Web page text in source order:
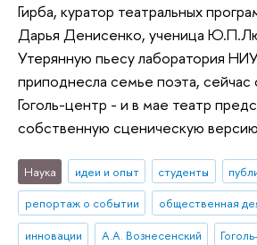
Гирба, куратор театральных
Дарья Денисенко, ученица
Утерянную пьесу лаборатория
приподнесла семье поэта, сейчас
Гоголь-центр - и в мае театр
собственную сценическую
Наука идеи и опыт студенты
репортаж о событии
общественная
инновации
А.А. Вознесенский